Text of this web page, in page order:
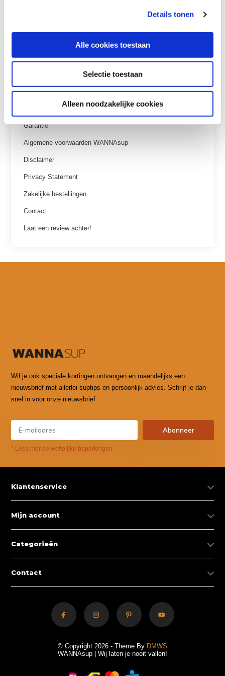
Details tonen
Alle cookies toestaan
Selectie toestaan
Alleen noodzakelijke cookies
Klantenservice
Betaalmethoden
Verzenden & retourneren
Garantie
Algemene voorwaarden WANNAsup
Disclaimer
Privacy Statement
Zakelijke bestellingen
Contact
Laat een review achter!
Wil je ook speciale kortingen ontvangen en maandelijks een
nieuwsbrief met allerlei suptips en persoonlijk advies. Schrijf je dan
snel in voor onze nieuwsbrief.
Abonneer
* Lees hier de wettelijke beperkingen
Klantenservice
Mijn account
Categorieën
Contact
© Copyright 2026 - Theme By DMWS
WANNAsup | Wij laten je nooit vallen!